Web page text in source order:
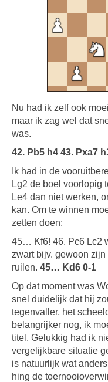
Nu had ik zelf ook
maar ik zag wel dat
was.
42. Pb5 h4 43. Pxa7
Ik had in de
Lg2 de boel voorlopig
Le4 dan niet werken,
kan. Om te winnen
zetten doen:
45… Kf6! 46. Pc6 Lc2
zwart bijv. gewoon
ruilen. 45… Kd6 0-1
Op dat moment was
snel duidelijk dat hij
tegenvaller, het
belangrijker nog, ik
titel. Gelukkig had ik
vergelijkbare situatie
is natuurlijk wat
hing de